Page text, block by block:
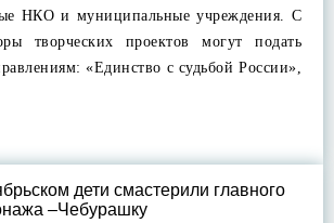
НКО и муниципальные учреждения. С
творческих проектов могут подать
«Единство с судьбой России»,
дети смастерили главного
–Чебурашку